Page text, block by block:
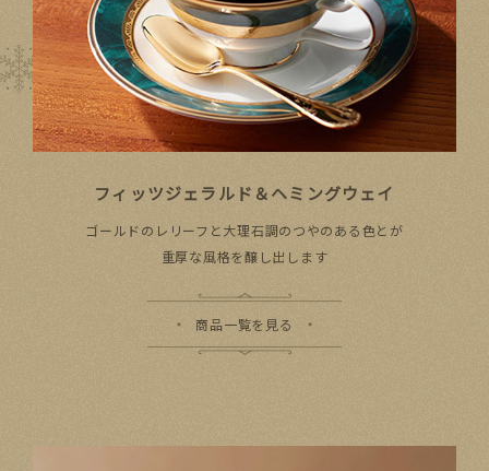
フィッツジェラルド＆ヘミングウェイ
ゴールドの​レリーフと​大理石調の​つやの​ある​色とが​
重厚な​風格を​醸し出します
商品一覧を見る